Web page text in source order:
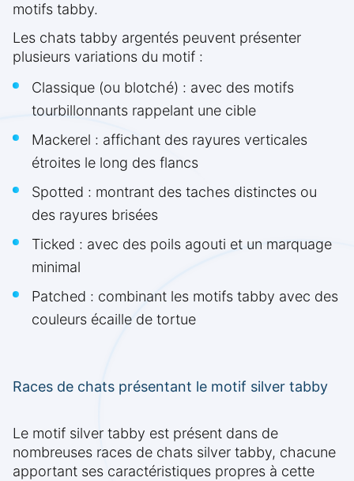
motifs tabby.
Les chats tabby argentés peuvent présenter
plusieurs variations du motif :
Classique (ou blotché) : avec des motifs
tourbillonnants rappelant une cible
Mackerel : affichant des rayures verticales
étroites le long des flancs
Spotted : montrant des taches distinctes ou
des rayures brisées
Ticked : avec des poils agouti et un marquage
minimal
Patched : combinant les motifs tabby avec des
couleurs écaille de tortue
Races de chats présentant le motif silver tabby
Le motif silver tabby est présent dans de
nombreuses races de chats silver tabby, chacune
apportant ses caractéristiques propres à cette